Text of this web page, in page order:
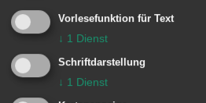
INFO:
Vorlesefunktion für Text
↓ 1 Dienst
Schriftdarstellung
↓ 1 Dienst